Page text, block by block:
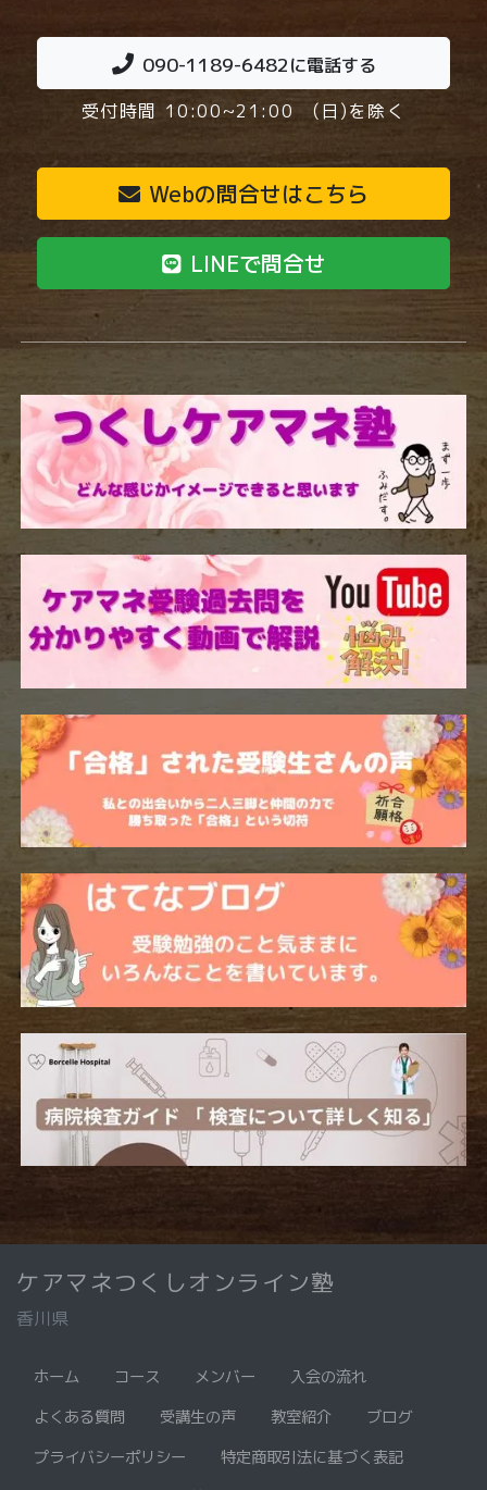
090-1189-6482に電話する
受付時間 10:00~21:00 (日)を除く
Webの問合せはこちら
LINEで問合せ
ケアマネつくしオンライン塾
香川県
ホーム コース メンバー
入会の流れ
よくある質問
受講生の声 教室紹介
ブログ
プライバシーポリシー
特定商取引法に基づく表記